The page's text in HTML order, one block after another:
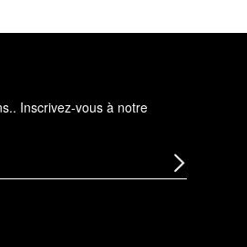
Inscrivez-vous à notre